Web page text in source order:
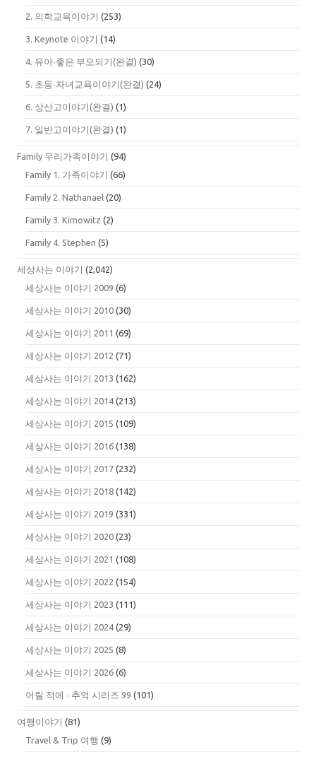
2. 의학교육이야기 (253)
3. Keynote 이야기 (14)
4. 유아∙좋은 부모되기(완결) (30)
5. 초등∙자녀교육이야기(완결) (24)
6. 상산고이야기(완결) (1)
7. 일반고이야기(완결) (1)
Family 우리가족이야기 (94)
Family 1. 가족이야기 (66)
Family 2. Nathanael (20)
Family 3. Kimowitz (2)
Family 4. Stephen (5)
세상사는 이야기 (2,042)
세상사는 이야기 2009 (6)
세상사는 이야기 2010 (30)
세상사는 이야기 2011 (69)
세상사는 이야기 2012 (71)
세상사는 이야기 2013 (162)
세상사는 이야기 2014 (213)
세상사는 이야기 2015 (109)
세상사는 이야기 2016 (138)
세상사는 이야기 2017 (232)
세상사는 이야기 2018 (142)
세상사는 이야기 2019 (331)
세상사는 이야기 2020 (23)
세상사는 이야기 2021 (108)
세상사는 이야기 2022 (154)
세상사는 이야기 2023 (111)
세상사는 이야기 2024 (29)
세상사는 이야기 2025 (8)
세상사는 이야기 2026 (6)
어릴 적에 ∙ 추억 시리즈 99 (101)
여행이야기 (81)
Travel & Trip 여행 (9)